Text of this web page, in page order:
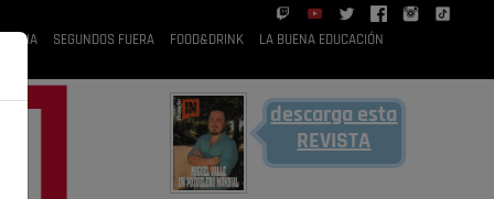
RUBIA SEGUNDOS FUERA FOOD&DRINK LA BUENA EDUCACIÓN
descarga esta
REVISTA